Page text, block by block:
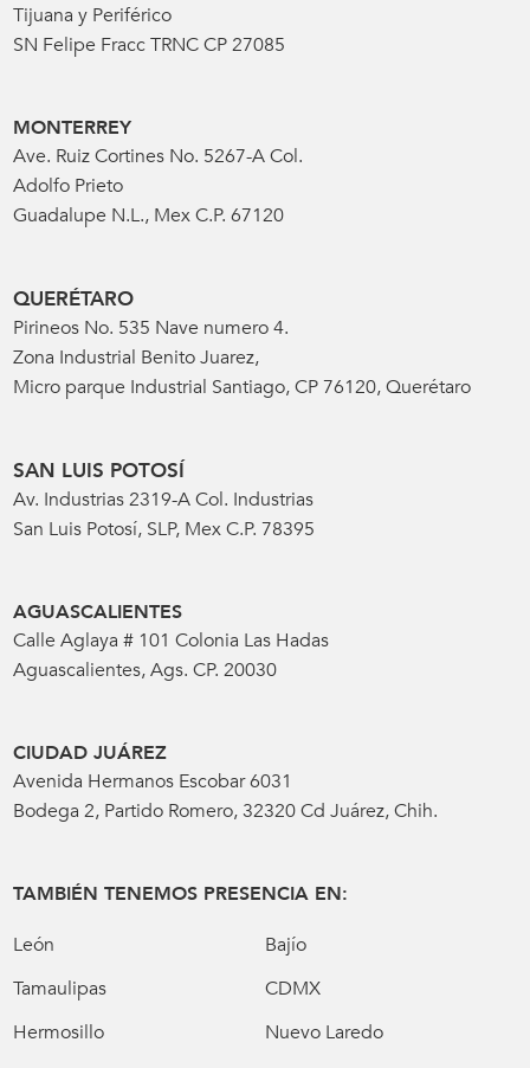
Tijuana y Periférico
SN Felipe Fracc TRNC CP 27085
MONTERREY
Ave. Ruiz Cortines No. 5267-A Col.
Adolfo Prieto
Guadalupe N.L., Mex C.P. 67120
QUERÉTARO
Pirineos No. 535 Nave numero 4.
Zona Industrial Benito Juarez,
Micro parque Industrial Santiago, CP 76120, Querétaro
SAN LUIS POTOSÍ
Av. Industrias 2319-A Col. Industrias
San Luis Potosí, SLP, Mex C.P. 78395
AGUASCALIENTES
Calle Aglaya # 101 Colonia Las Hadas
Aguascalientes, Ags. CP. 20030
CIUDAD JUÁREZ
Avenida Hermanos Escobar 6031
Bodega 2, Partido Romero, 32320 Cd Juárez, Chih.
TAMBIÉN TENEMOS PRESENCIA EN:
León
Bajío
Tamaulipas
CDMX
Hermosillo
Nuevo Laredo